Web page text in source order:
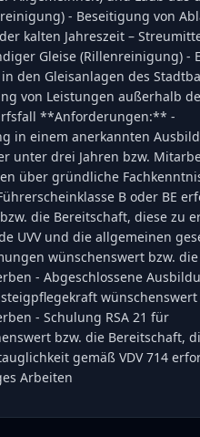
- Beseitigung von
kalten Jahreszeit –
Gleise (Rillenreinigung) -
den Gleisanlagen des
von Leistungen außerhalb
**Anforderungen:** -
in einem anerkannten
unter drei Jahren bzw.
über gründliche
B oder BE
die Bereitschaft, diese zu
UVV und die allgemeinen
wünschenswert bzw. die
- Abgeschlossene
wünschenswert
- Schulung RSA 21 für
bzw. die Bereitschaft,
gemäß VDV 714
Arbeiten